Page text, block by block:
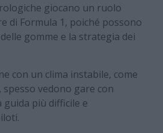
giocano un ruolo
di Formula 1, poiché possono
gomme e la strategia dei
con un clima instabile, come
spesso vedono gare con
più difficile e